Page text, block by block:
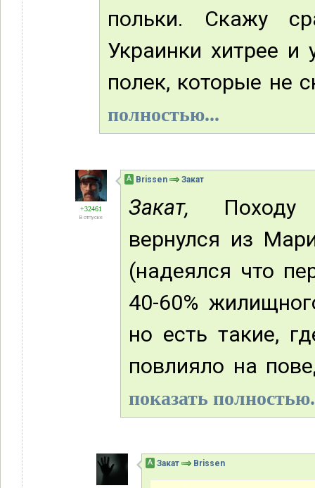
польки. Скажу
Украинки хитрее и
полек, которые не
полностью...
+32461
В отпуске
А Brissen Закат
Закат, Походу
вернулся из
(надеялся что
40-60%
но есть такие,
повлияло на
показать
А Закат Brissen